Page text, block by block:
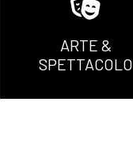
ARTE &
SPETTACOLO